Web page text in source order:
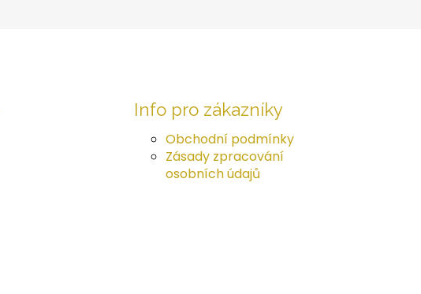
Info pro zákazníky
Obchodní podmínky
Zásady zpracování
osobních údajů